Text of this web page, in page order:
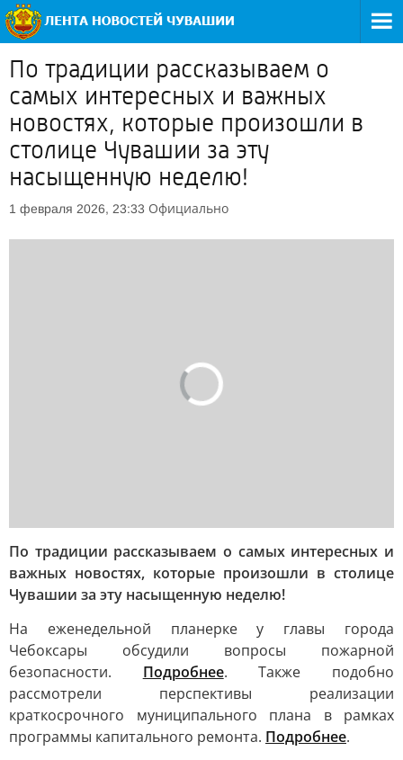
По традиции рассказываем о
самых интересных и важных
новостях, которые произошли в
столице Чувашии за эту
насыщенную неделю!
1 февраля 2026, 23:33 Официально
По традиции рассказываем о самых интересных и
важных новостях, которые произошли в столице
Чувашии за эту насыщенную неделю!
На еженедельной планерке у главы города
Чебоксары обсудили вопросы пожарной
безопасности. Подробнее. Также подобно
рассмотрели перспективы реализации
краткосрочного муниципального плана в рамках
программы капитального ремонта. Подробнее.